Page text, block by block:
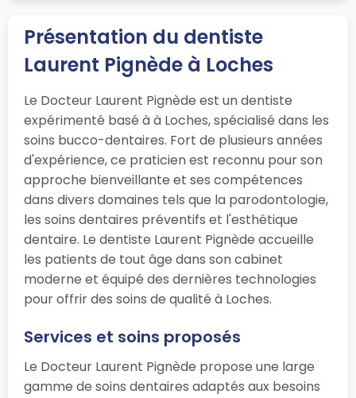
Présentation du dentiste
Laurent Pignède à Loches
Le Docteur Laurent Pignède est un dentiste
expérimenté basé à à Loches, spécialisé dans les
soins bucco-dentaires. Fort de plusieurs années
d'expérience, ce praticien est reconnu pour son
approche bienveillante et ses compétences
dans divers domaines tels que la parodontologie,
les soins dentaires préventifs et l'esthétique
dentaire. Le dentiste Laurent Pignède accueille
les patients de tout âge dans son cabinet
moderne et équipé des dernières technologies
pour offrir des soins de qualité à Loches.
Services et soins proposés
Le Docteur Laurent Pignède propose une large
gamme de soins dentaires adaptés aux besoins